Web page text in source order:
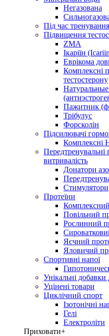
Негазована
Під час тренування
Підвищення
ZMA
Ікаріїн
Еврікома
Комплексні
тестостерону
Пажитник
Трібулус
Форсколін
Підсилювачі
Комплексні
Передтренувальні
витривалість
Донатори
Стимулятори
Протеїни
Повільний
Рослинний
Яєчний
Яловичий
Спортивні напої
Унікальні добавки
Уцінені товари
Циклічний спорт
Ізотонічні
Гелі
Електроліти
Приховати+